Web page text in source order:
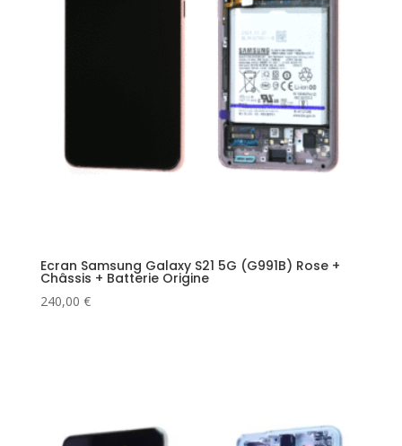
Ecran Samsung Galaxy S21 5G (G991B) Rose +
Châssis + Batterie Origine
240,00 €